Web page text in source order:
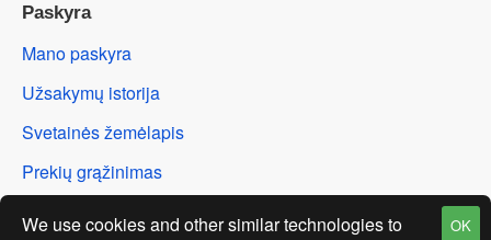
Paskyra
Mano paskyra
Užsakymų istorija
Svetainės žemėlapis
Prekių grąžinimas
OK
We use cookies and other similar technologies to